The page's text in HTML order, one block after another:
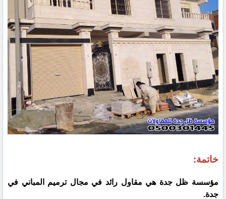
خاتمة:
مؤسسة ظل جدة هي مقاول رائد في مجال ترميم المباني في
جدة.